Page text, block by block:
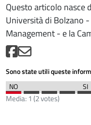
Questo articolo nasce
Università di Bolzano
Management - e la
Sono state utili queste
Media:1 (2votes)